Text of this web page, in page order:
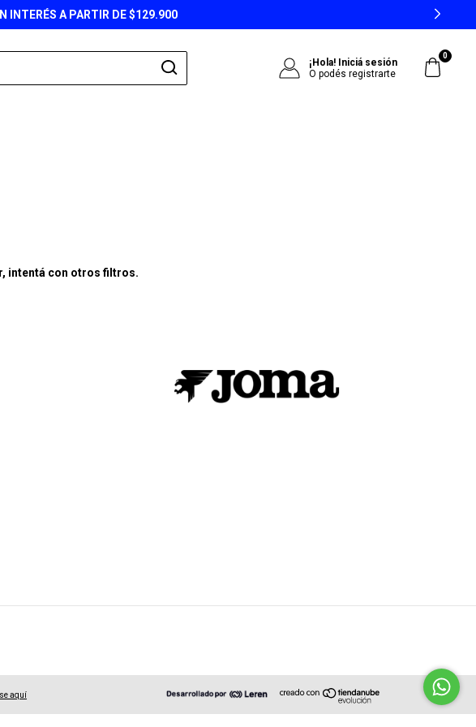
INTERÉS A PARTIR DE $129.900
¡Hola! Iniciá sesión
O podés registrarte
0
intentá con otros filtros.
aquí